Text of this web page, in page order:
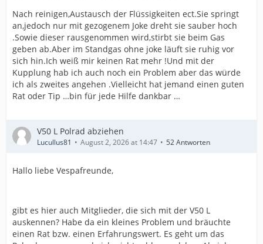
Nach reinigen,Austausch der Flüssigkeiten ect.Sie springt
an,jedoch nur mit gezogenem Joke dreht sie sauber hoch
.Sowie dieser rausgenommen wird,stirbt sie beim Gas
geben ab.Aber im Standgas ohne joke läuft sie ruhig vor
sich hin.Ich weiß mir keinen Rat mehr !Und mit der
Kupplung hab ich auch noch ein Problem aber das würde
ich als zweites angehen .Vielleicht hat jemand einen guten
Rat oder Tip …bin für jede Hilfe dankbar …
V50 L Polrad abziehen
Lucullus81 August 2, 2026 at 14:47 52 Antworten
Hallo liebe Vespafreunde,
gibt es hier auch Mitglieder, die sich mit der V50 L
auskennen? Habe da ein kleines Problem und bräuchte
einen Rat bzw. einen Erfahrungswert. Es geht um das